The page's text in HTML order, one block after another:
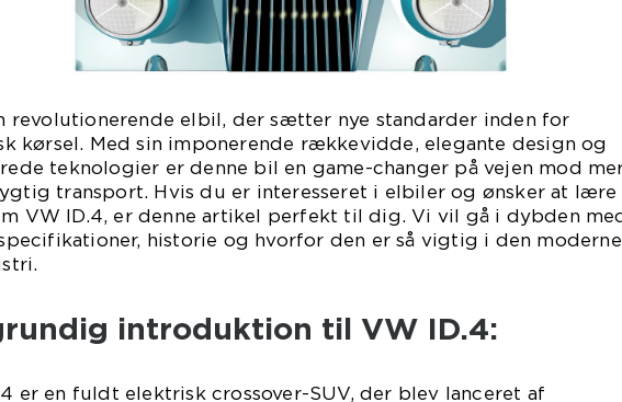
revolutionerende elbil, der sætter nye standarder inden for
kørsel. Med sin imponerende rækkevidde, elegante design og
teknologier er denne bil en game-changer på vejen mod
transport. Hvis du er interesseret i elbiler og ønsker at lære
VW ID.4, er denne artikel perfekt til dig. Vi vil gå i dybden
historie og hvorfor den er så vigtig i den moderne
introduktion til VW ID.4:
er en fuldt elektrisk crossover-SUV, der blev lanceret af